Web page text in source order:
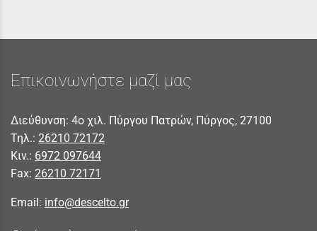
Επικοινωνήστε μαζί μας
Διεύθυνση: 4ο χιλ. Πύργου Πατρών, Πύργος, 27100
Τηλ.: 26210 72172
Κιν.: 6972 097644
Fax: 26210 72171
Email: info@descelto.gr